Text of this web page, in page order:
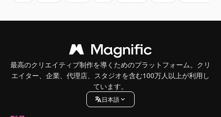
最高のクリエイティブ制作を導くためのプラットフォーム。クリ
エイター、企業、代理店、スタジオを含む100万人以上が利用し
ています。
日本語